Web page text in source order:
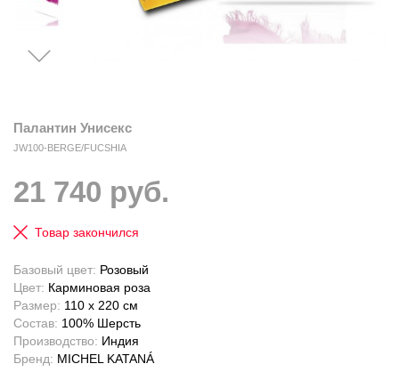
Палантин Унисекс
JW100-BERGE/FUCSHIA
21 740 руб.
Товар закончился
Базовый цвет: Розовый
Цвет: Карминовая роза
Размер: 110 x 220 см
Состав: 100% Шерсть
Производство: Индия
Бренд: MICHEL KATANÁ